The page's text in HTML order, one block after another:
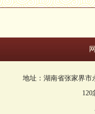
地址：湖南省张家界市
120